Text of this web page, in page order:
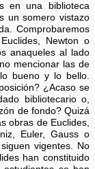
en una biblioteca
un somero vistazo
Comprobaremos
Newton o
anaqueles al lado
mencionar las de
bueno y lo bello.
¿Acaso se
bibliotecario o,
de fondo? Quizá
obras de Euclides,
Euler, Gauss o
vigentes. No
han constituido